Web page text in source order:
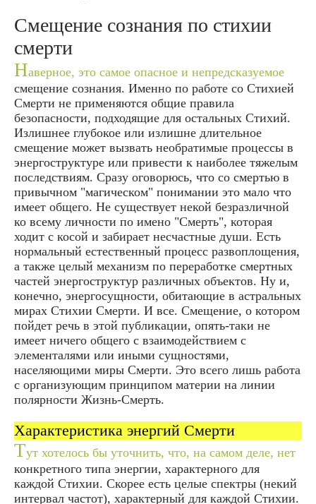
Смещение сознания по стихии
смерти
Наверное, это самое опасное и непредсказуемое
смещение сознания. Именно по работе со Стихией
Смерти не применяются общие правила
безопасности, подходящие для остальных Стихий.
Излишнее глубокое или излишне длительное
смещение может вызвать необратимые процессы в
энергоструктуре или привести к наиболее тяжелым
последствиям. Сразу оговорюсь, что со смертью в
привычном "магическом" понимании это мало что
имеет общего. Не существует некой безразличной
ко всему личности по имено "Смерть", которая
ходит с косой и забирает несчастные души. Есть
нормальный естественный процесс развоплощения,
а также целый механизм по переработке смертных
частей энергоструктур различных объектов. Ну и,
конечно, энергосущности, обитающие в астральных
мирах Стихии Смерти. И все. Смещение, о котором
пойдет речь в этой публикации, опять-таки не
имеет ничего общего с взаимодействием с
элементалями или иными сущностями,
населяющими миры Смерти. Это всего лишь работа
с организующим принципом материи на линии
полярности Жизнь-Смерть.
Характеристика энергий Смерти
Тут хотелось бы уточнить, что, на самом деле, нет
конкретного типа энергии, характерного для
каждой Стихии. Скорее есть целые спектры (некий
интервал частот), характерный для каждой Стихии.